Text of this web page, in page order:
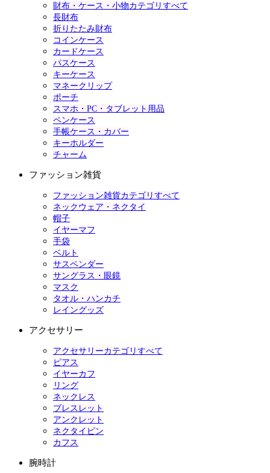
財布・ケース・小物カテゴリすべて
長財布
折りたたみ財布
コインケース
カードケース
パスケース
キーケース
マネークリップ
ポーチ
スマホ・PC・タブレット用品
ペンケース
手帳ケース・カバー
キーホルダー
チャーム
ファッション雑貨
ファッション雑貨カテゴリすべて
ネックウェア・ネクタイ
帽子
イヤーマフ
手袋
ベルト
サスペンダー
サングラス・眼鏡
マスク
タオル・ハンカチ
レイングッズ
アクセサリー
アクセサリーカテゴリすべて
ピアス
イヤーカフ
リング
ネックレス
ブレスレット
アンクレット
ネクタイピン
カフス
腕時計